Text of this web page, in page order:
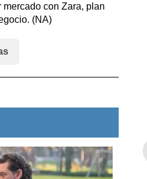
con Zara, plan
(NA)